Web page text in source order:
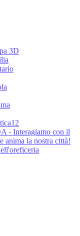
3D
- Interagiamo con il
anima la nostra città!